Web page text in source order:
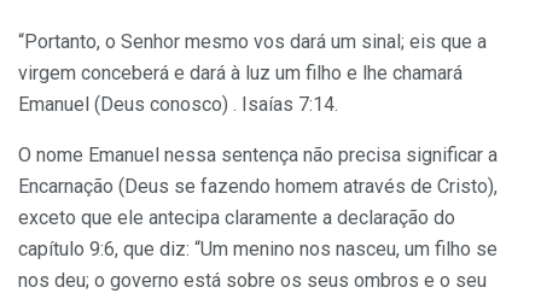
“Portanto, o Senhor mesmo vos dará um sinal; eis que a
virgem conceberá e dará à luz um filho e lhe chamará
Emanuel (Deus conosco) . Isaías 7:14.
O nome Emanuel nessa sentença não precisa significar a
Encarnação (Deus se fazendo homem através de Cristo),
exceto que ele antecipa claramente a declaração do
capítulo 9:6, que diz: “Um menino nos nasceu, um filho se
nos deu; o governo está sobre os seus ombros e o seu